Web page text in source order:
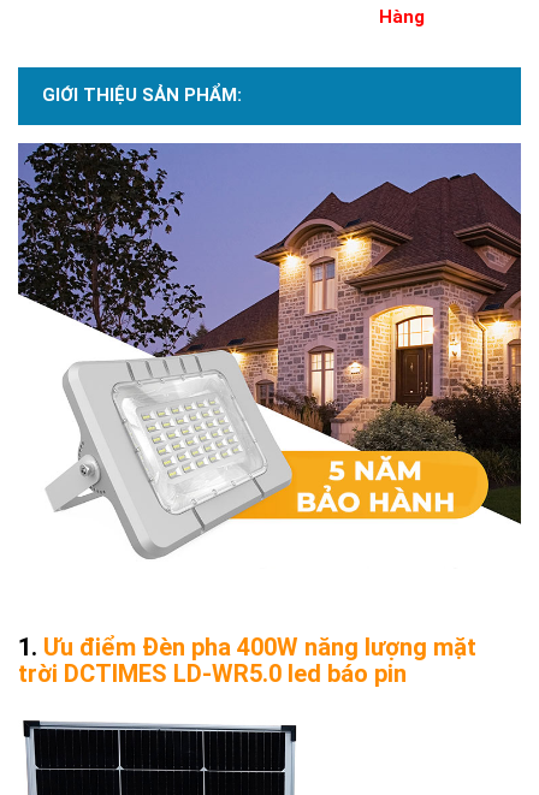
Hàng
GIỚI THIỆU SẢN PHẨM:
Ưu điểm Đèn pha 400W năng lượng mặt
trời DCTIMES LD-WR5.0 led báo pin